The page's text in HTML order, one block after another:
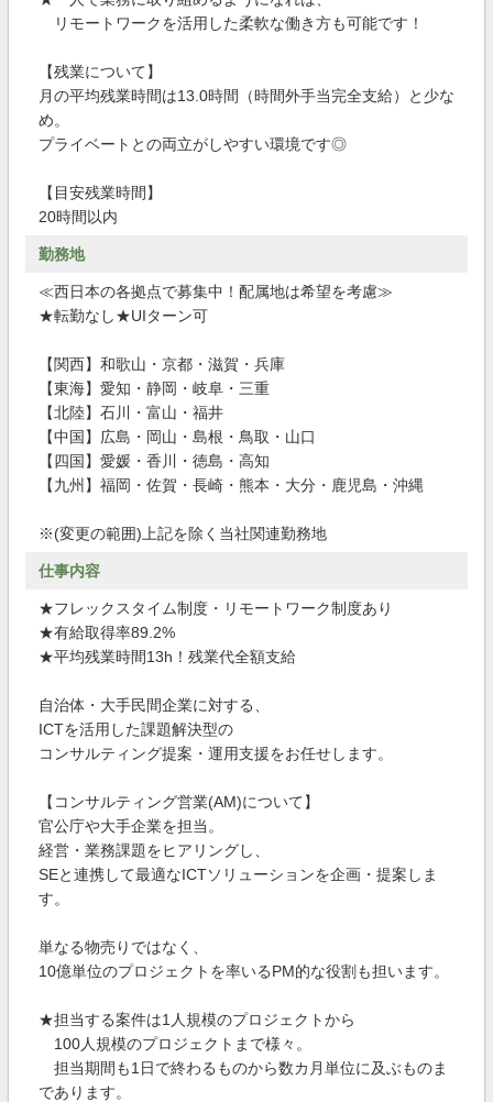
リモートワークを活用した柔軟な働き方も可能です！
【残業について】
月の平均残業時間は13.0時間（時間外手当完全支給）と少な
め。
プライベートとの両立がしやすい環境です◎
【目安残業時間】
20時間以内
勤務地
≪西日本の各拠点で募集中！配属地は希望を考慮≫
★転勤なし★UIターン可
【関西】和歌山・京都・滋賀・兵庫
【東海】愛知・静岡・岐阜・三重
【北陸】石川・富山・福井
【中国】広島・岡山・島根・鳥取・山口
【四国】愛媛・香川・徳島・高知
【九州】福岡・佐賀・長崎・熊本・大分・鹿児島・沖縄
※(変更の範囲)上記を除く当社関連勤務地
仕事内容
★フレックスタイム制度・リモートワーク制度あり
★有給取得率89.2%
★平均残業時間13h！残業代全額支給
自治体・大手民間企業に対する、
ICTを活用した課題解決型の
コンサルティング提案・運用支援をお任せします。
【コンサルティング営業(AM)について】
官公庁や大手企業を担当。
経営・業務課題をヒアリングし、
SEと連携して最適なICTソリューションを企画・提案しま
す。
単なる物売りではなく、
10億単位のプロジェクトを率いるPM的な役割も担います。
★担当する案件は1人規模のプロジェクトから
100人規模のプロジェクトまで様々。
担当期間も1日で終わるものから数カ月単位に及ぶものま
であります。